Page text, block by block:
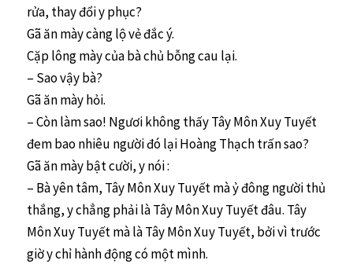
rửa, thay đổi y phục?
Gã ăn mày càng lộ vẻ đắc ý.
Cặp lông mày của bà chủ bỗng cau lại.
– Sao vậy bà?
Gã ăn mày hỏi.
– Còn làm sao! Ngươi không thấy Tây Môn Xuy Tuyết
đem bao nhiêu người đó lại Hoàng Thạch trấn sao?
Gã ăn mày bật cười, y nói :
– Bà yên tâm, Tây Môn Xuy Tuyết mà ỷ đông người thủ
thắng, y chẳng phải là Tây Môn Xuy Tuyết đâu. Tây
Môn Xuy Tuyết mà là Tây Môn Xuy Tuyết, bởi vì trước
giờ y chỉ hành động có một mình.